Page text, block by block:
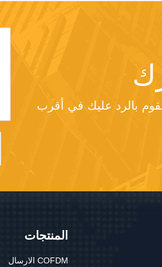
المنتجات
COFDM الارسال